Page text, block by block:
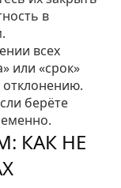
в
всех
или «срок»
отклонению.
берёте
КАК НЕ